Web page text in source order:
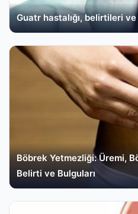
Guatr hastalığı, belirtileri
Böbrek Yetmezliği: Üremi,
Belirti ve Bulguları